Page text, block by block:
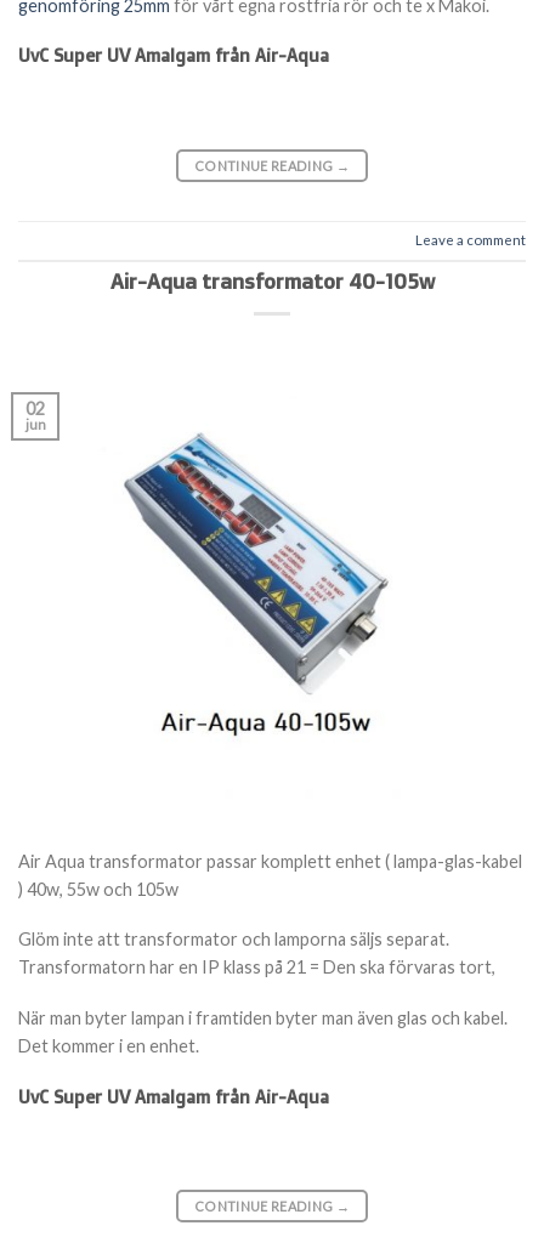
genomföring 25mm för vårt egna rostfria rör och te x Makoi.
UvC Super UV Amalgam från Air-Aqua
CONTINUE READING →
Leave a comment
Air-Aqua transformator 40-105w
02
jun
Air Aqua transformator passar komplett enhet ( lampa-glas-kabel
) 40w, 55w och 105w
Glöm inte att transformator och lamporna säljs separat.
Transformatorn har en IP klass på 21 = Den ska förvaras tort,
När man byter lampan i framtiden byter man även glas och kabel.
Det kommer i en enhet.
UvC Super UV Amalgam från Air-Aqua
CONTINUE READING →